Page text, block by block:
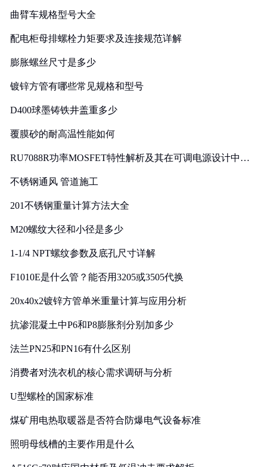
曲臂车规格型号大全
配电柜母排螺栓力矩要求及连接规范详解
膨胀螺丝尺寸是多少
镀锌方管有哪些常见规格和型号
D400球墨铸铁井盖重多少
覆膜砂的耐高温性能如何
RU7088R功率MOSFET特性解析及其在可调电源设计中的
不锈钢通风 管道施工
201不锈钢重量计算方法大全
M20螺纹大径和小径是多少
1-1/4 NPT螺纹参数及底孔尺寸详解
F1010E是什么管？能否用3205或3505代换
20x40x2镀锌方管单米重量计算与应用分析
抗渗混凝土中P6和P8膨胀剂分别加多少
法兰PN25和PN16有什么区别
消费者对洗衣机的核心需求调研与分析
U型螺栓的国家标准
煤矿用电热取暖器是否符合防爆电气设备标准
照明母线槽的主要作用是什么